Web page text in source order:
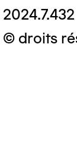
2024.7.432
© droits